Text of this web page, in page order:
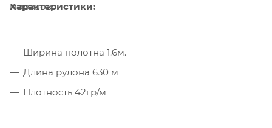
морозов.
Характеристики:
Ширина полотна 1.6м.
Длина рулона 630 м
Плотность 42гр/м